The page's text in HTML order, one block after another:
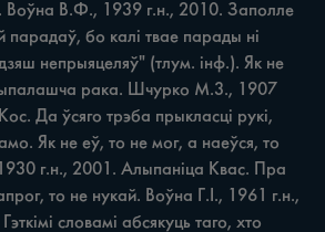
Воўна В.Ф., 1939 г.н., 2010. Заполле
парадаў, бо калі твае парады ні
непрыяцеляў" (тлум. інф.). Як не
рака. Шчурко M.3., 1907
Да ўсяго трэба прыкласці рукі,
Як не еў, то не мог, а наеўся, то
г.н., 2001. Алыпаніца Квас. Пра
то не нукай. Воўна Г.І., 1961 г.н.,
словамі абсякуць таго, хто